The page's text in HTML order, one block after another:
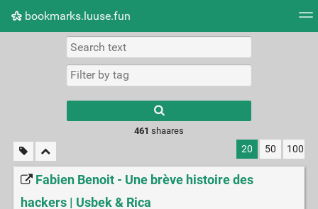
bookmarks.luuse.fun
Picture wall
results.
461 shaares
20 50 100
Fabien Benoit - Une brève histoire des
hackers | Usbek & Rica